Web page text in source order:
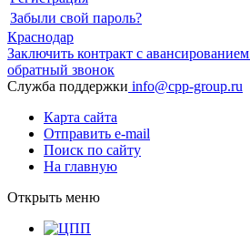
Забыли свой пароль?
Краснодар
Заключить контракт с авансированием
обратный звонок
Служба поддержки info@cpp-group.ru
Карта сайта
Отправить e-mail
Поиск по сайту
На главную
Открыть меню